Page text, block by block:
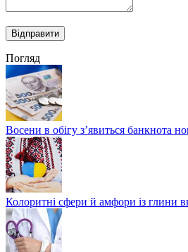
Погляд
Восени в обігу з’явиться банкнота
Колоритні сфери й амфори із глини